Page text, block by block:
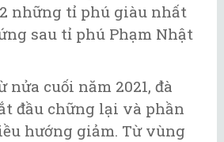
những tỉ phú giàu nhất
sau tỉ phú Phạm Nhật
cuối năm 2021, đà
đầu chững lại và phần
hướng giảm. Từ vùng